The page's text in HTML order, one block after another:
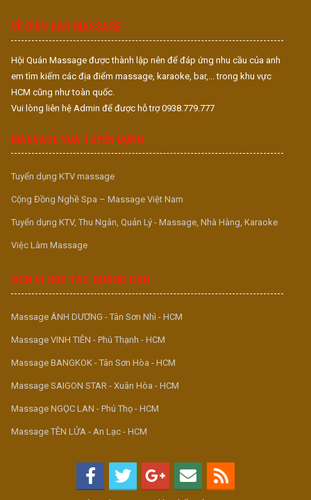
VỀ DIỄN ĐÀN MASSAGE
Hội Quán Massage được thành lập nên để đáp ứng nhu cầu của anh
em tìm kiếm các địa điểm massage, karaoke, bar,... trong khu vực
HCM cũng như toàn quốc.
Vui lòng liên hệ Admin để được hỗ trợ 0938.779.777
MASSAGE VUA TUYỂN DỤNG
Tuyển dụng KTV massage
Cộng Đồng Nghề Spa – Massage Việt Nam
Tuyển dụng KTV, Thu Ngân, Quản Lý - Massage, Nhà Hàng, Karaoke
Việc Làm Massage
ĐƠN VỊ HỢP TÁC QUẢNG CÁO
Massage ÁNH DƯƠNG - Tân Sơn Nhì - HCM
Massage VINH TIÊN - Phú Thạnh - HCM
Massage BANGKOK - Tân Sơn Hòa - HCM
Massage SAIGON STAR - Xuân Hòa - HCM
Massage NGỌC LAN - Phú Thọ - HCM
Massage TÊN LỬA - An Lạc - HCM